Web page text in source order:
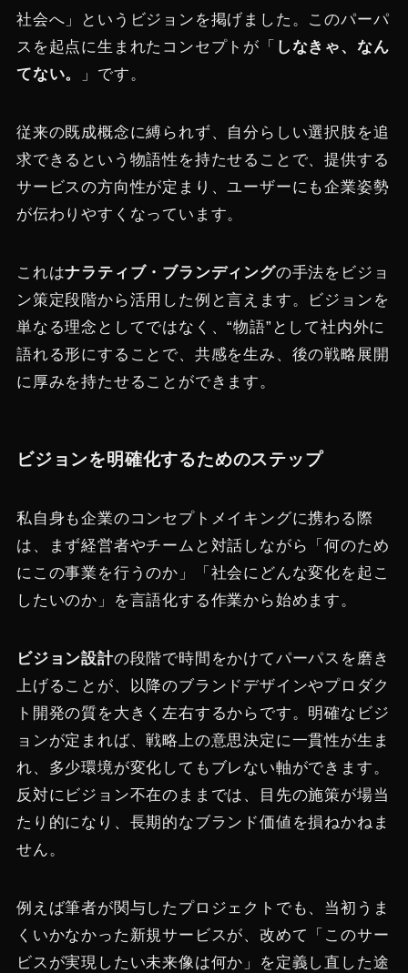
社会へ」というビジョンを掲げました​。このパーパ
スを起点に生まれたコンセプトが「 しなきゃ、なん
てない。
」です​。
従来の既成概念に縛られず、自分らしい選択肢を追
求できるという物語性を持たせることで、提供する
サービスの方向性が定まり、ユーザーにも企業姿勢
が伝わりやすくなっています。
これはナラティブ・ブランディングの手法をビジョ
ン策定段階から活用した例と言えます。ビジョンを
単なる理念としてではなく、“物語”として社内外に
語れる形にすることで、共感を生み、後の戦略展開
に厚みを持たせることができます。
ビジョンを明確化するためのステップ
私自身も企業のコンセプトメイキングに携わる際
は、まず経営者やチームと対話しながら「何のため
にこの事業を行うのか」「社会にどんな変化を起こ
したいのか」を言語化する作業から始めます。
ビジョン設計の段階で時間をかけてパーパスを磨き
上げることが、以降のブランドデザインやプロダク
ト開発の質を大きく左右するからです。明確なビジ
ョンが定まれば、戦略上の意思決定に一貫性が生ま
れ、多少環境が変化してもブレない軸ができます。
反対にビジョン不在のままでは、目先の施策が場当
たり的になり、長期的なブランド価値を損ねかねま
せん。
例えば筆者が関与したプロジェクトでも、当初うま
くいかなかった新規サービスが、改めて「このサー
ビスが実現したい未来像は何か」を定義し直した途